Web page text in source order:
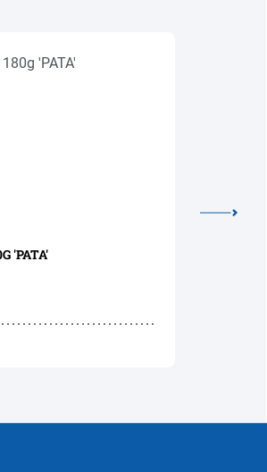
'PATA'